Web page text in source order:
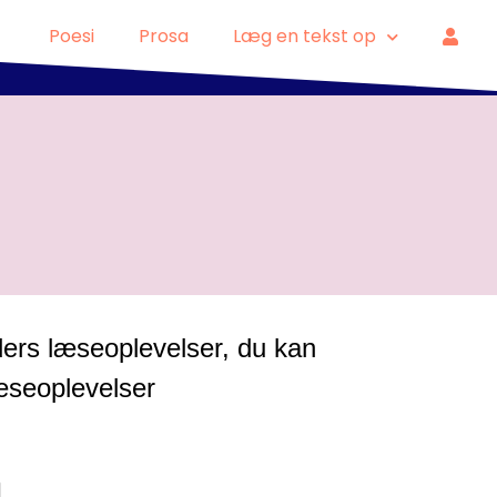
Poesi Prosa Læg en tekst op
læseoplevelser, du kan